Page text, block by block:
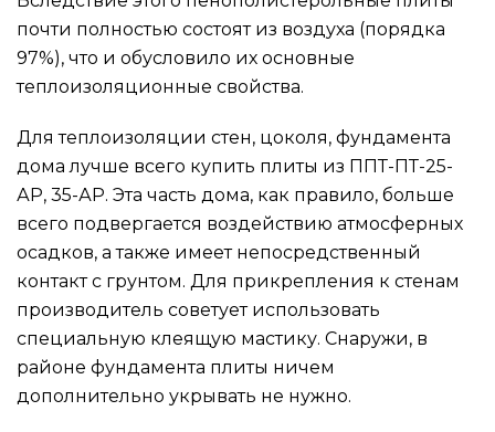
почти полностью состоят из воздуха (порядка
97%), что и обусловило их основные
теплоизоляционные свойства.
Для теплоизоляции стен, цоколя, фундамента
дома лучше всего купить плиты из ППТ-ПТ-25-
АР, 35-АР. Эта часть дома, как правило, больше
всего подвергается воздействию атмосферных
осадков, а также имеет непосредственный
контакт с грунтом. Для прикрепления к стенам
производитель советует использовать
специальную клеящую мастику. Снаружи, в
районе фундамента плиты ничем
дополнительно укрывать не нужно.